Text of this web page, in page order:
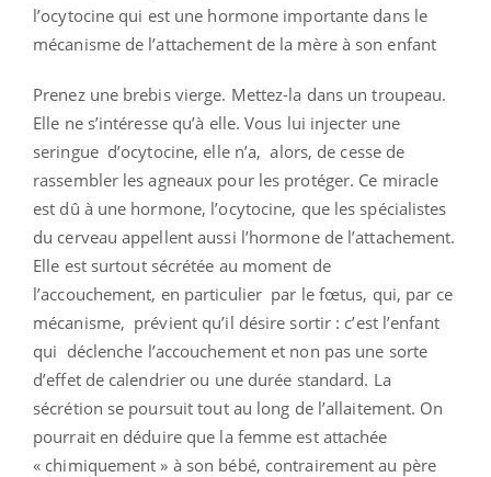
l’ocytocine qui est une hormone importante dans le
mécanisme de l’attachement de la mère à son enfant
Prenez une brebis vierge. Mettez-la dans un troupeau.
Elle ne s’intéresse qu’à elle. Vous lui injecter une
seringue d’ocytocine, elle n’a, alors, de cesse de
rassembler les agneaux pour les protéger. Ce miracle
est dû à une hormone, l’ocytocine, que les spécialistes
du cerveau appellent aussi l’hormone de l’attachement.
Elle est surtout sécrétée au moment de
l’accouchement, en particulier par le fœtus, qui, par ce
mécanisme, prévient qu’il désire sortir : c’est l’enfant
qui déclenche l’accouchement et non pas une sorte
d’effet de calendrier ou une durée standard. La
sécrétion se poursuit tout au long de l’allaitement. On
pourrait en déduire que la femme est attachée
« chimiquement » à son bébé, contrairement au père